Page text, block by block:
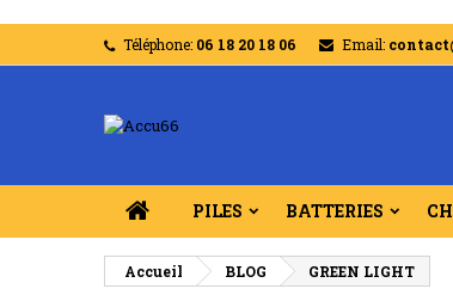
Téléphone: 06 18 20 18 06 Email:
PILES BATTERIES
Accueil BLOG GREEN LIGHT